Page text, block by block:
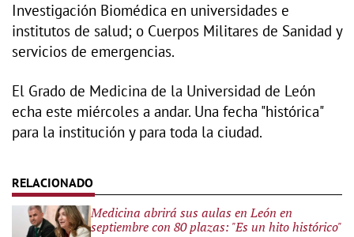
Investigación Biomédica en universidades e
institutos de salud; o Cuerpos Militares de Sanidad y
servicios de emergencias.
El Grado de Medicina de la Universidad de León
echa este miércoles a andar. Una fecha "histórica"
para la institución y para toda la ciudad.
Medicina abrirá sus aulas en León en
septiembre con 80 plazas: "Es un hito histórico"